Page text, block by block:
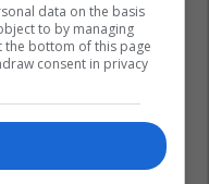
data on the basis
to by managing
the bottom of this page
consent in privacy